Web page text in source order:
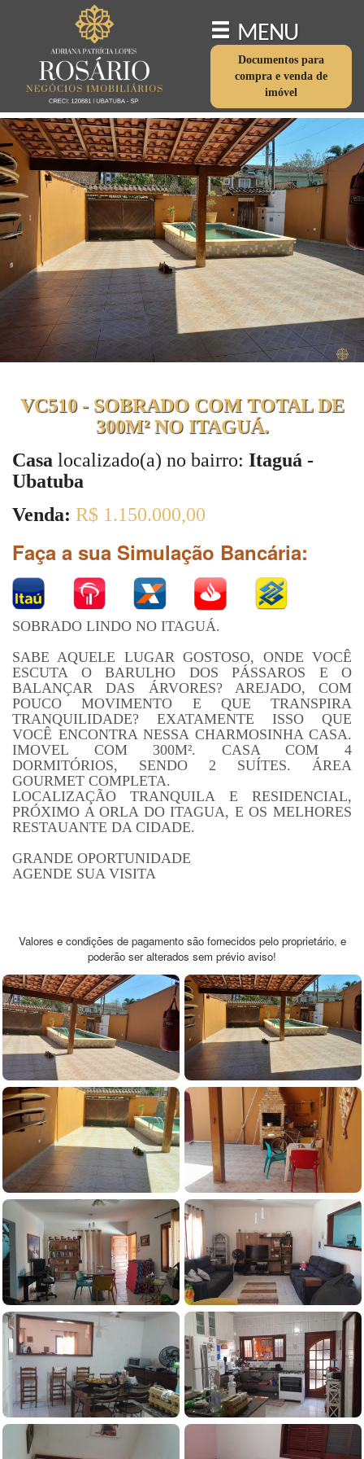
MENU
Documentos para
compra e venda de
imóvel
VC510 - SOBRADO COM TOTAL DE
300M² NO ITAGUÁ.
Casa localizado(a) no bairro: Itaguá -
Ubatuba
Venda: R$ 1.150.000,00
Faça a sua Simulação Bancária:
SOBRADO LINDO NO ITAGUÁ.
SABE AQUELE LUGAR GOSTOSO, ONDE VOCÊ
ESCUTA O BARULHO DOS PÁSSAROS E O
BALANÇAR DAS ÁRVORES? AREJADO, COM
POUCO MOVIMENTO E QUE TRANSPIRA
TRANQUILIDADE? EXATAMENTE ISSO QUE
VOCÊ ENCONTRA NESSA CHARMOSINHA CASA.
IMOVEL COM 300M². CASA COM 4
DORMITÓRIOS, SENDO 2 SUÍTES. ÁREA
GOURMET COMPLETA.
LOCALIZAÇÃO TRANQUILA E RESIDENCIAL,
PRÓXIMO A ORLA DO ITAGUA, E OS MELHORES
RESTAUANTE DA CIDADE.
GRANDE OPORTUNIDADE
AGENDE SUA VISITA
Valores e condições de pagamento são fornecidos pelo proprietário, e
poderão ser alterados sem prévio aviso!